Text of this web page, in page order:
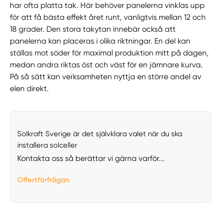
har ofta platta tak. Här behöver panelerna vinklas upp
för att få bästa effekt året runt, vanligtvis mellan 12 och
18 grader. Den stora takytan innebär också att
panelerna kan placeras i olika riktningar. En del kan
ställas mot söder för maximal produktion mitt på dagen,
medan andra riktas öst och väst för en jämnare kurva.
På så sätt kan verksamheten nyttja en större andel av
elen direkt.
Solkraft Sverige är det självklara valet när du ska
installera solceller
Kontakta oss så berättar vi gärna varför...
Offertförfrågan